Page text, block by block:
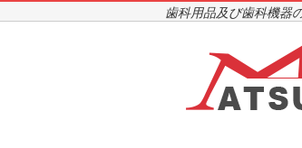
歯科用品及び歯科機器